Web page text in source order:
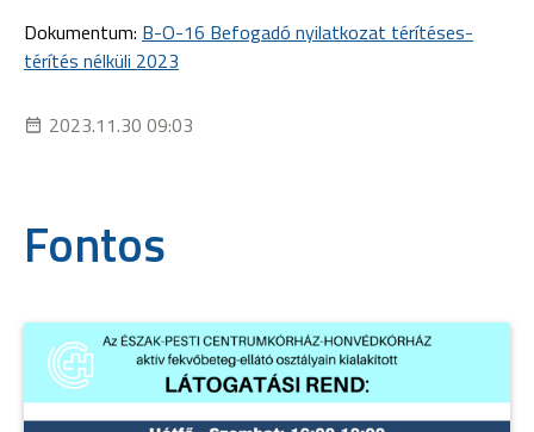
Dokumentum: B-O-16 Befogadó nyilatkozat térítéses-
térítés nélküli 2023
2023.11.30 09:03
Fontos